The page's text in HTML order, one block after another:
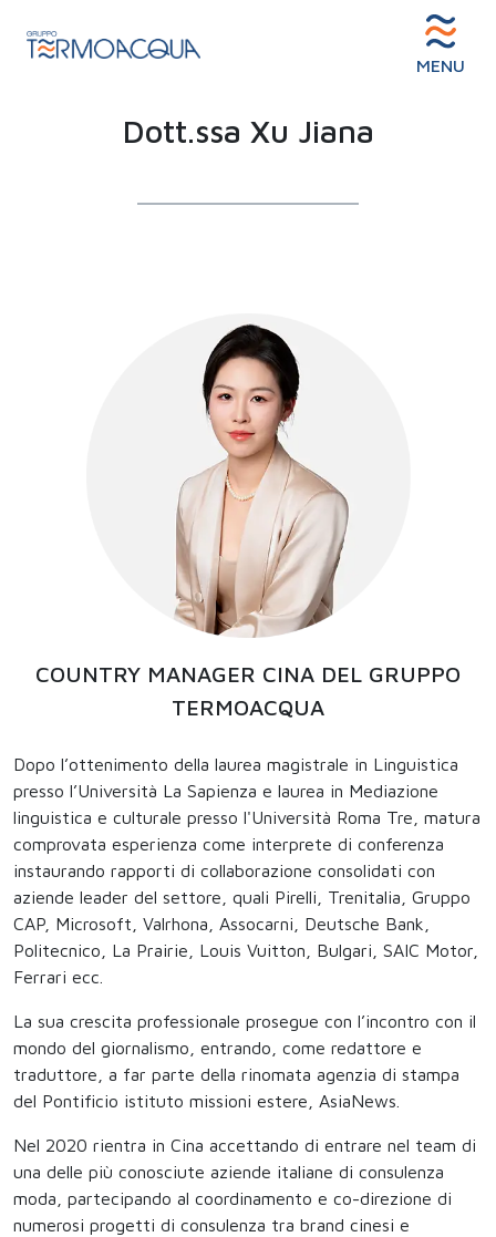
MENU
Dott.ssa Xu Jiana
COUNTRY MANAGER CINA DEL GRUPPO
TERMOACQUA
Dopo l’ottenimento della laurea magistrale in Linguistica
presso l’Università La Sapienza e laurea in Mediazione
linguistica e culturale presso l'Università Roma Tre, matura
comprovata esperienza come interprete di conferenza
instaurando rapporti di collaborazione consolidati con
aziende leader del settore, quali Pirelli, Trenitalia, Gruppo
CAP, Microsoft, Valrhona, Assocarni, Deutsche Bank,
Politecnico, La Prairie, Louis Vuitton, Bulgari, SAIC Motor,
Ferrari ecc.
La sua crescita professionale prosegue con l’incontro con il
mondo del giornalismo, entrando, come redattore e
traduttore, a far parte della rinomata agenzia di stampa
del Pontificio istituto missioni estere, AsiaNews.
Nel 2020 rientra in Cina accettando di entrare nel team di
una delle più conosciute aziende italiane di consulenza
moda, partecipando al coordinamento e co-direzione di
numerosi progetti di consulenza tra brand cinesi e